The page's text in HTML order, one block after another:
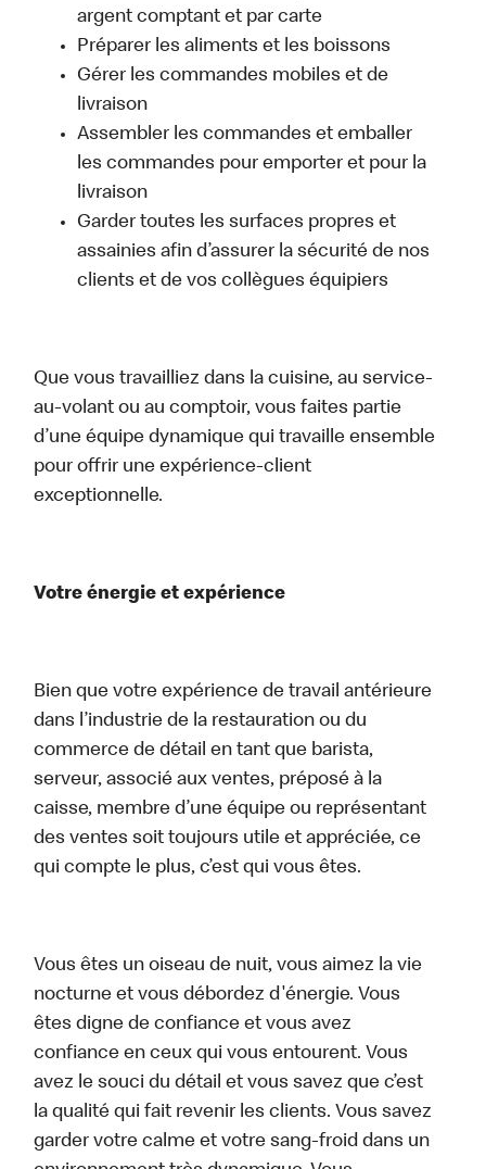
argent comptant et par carte
Préparer les aliments et les boissons
Gérer les commandes mobiles et de
livraison
Assembler les commandes et emballer
les commandes pour emporter et pour la
livraison
Garder toutes les surfaces propres et
assainies afin d’assurer la sécurité de nos
clients et de vos collègues équipiers
Que vous travailliez dans la cuisine, au service-
au-volant ou au comptoir, vous faites partie
d’une équipe dynamique qui travaille ensemble
pour offrir une expérience-client
exceptionnelle.
Votre énergie et expérience
Bien que votre expérience de travail antérieure
dans l’industrie de la restauration ou du
commerce de détail en tant que barista,
serveur, associé aux ventes, préposé à la
caisse, membre d’une équipe ou représentant
des ventes soit toujours utile et appréciée, ce
qui compte le plus, c’est qui vous êtes.
Vous êtes un oiseau de nuit, vous aimez la vie
nocturne et vous débordez d'énergie. Vous
êtes digne de confiance et vous avez
confiance en ceux qui vous entourent. Vous
avez le souci du détail et vous savez que c’est
la qualité qui fait revenir les clients. Vous savez
garder votre calme et votre sang-froid dans un